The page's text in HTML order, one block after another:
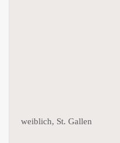
weiblich, St. Gallen